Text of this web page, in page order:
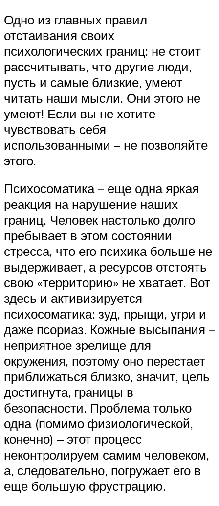
Одно из главных правил
отстаивания своих
психологических границ: не стоит
рассчитывать, что другие люди,
пусть и самые близкие, умеют
читать наши мысли. Они этого не
умеют! Если вы не хотите
чувствовать себя
использованными – не позволяйте
этого.
Психосоматика – еще одна яркая
реакция на нарушение наших
границ. Человек настолько долго
пребывает в этом состоянии
стресса, что его психика больше не
выдерживает, а ресурсов отстоять
свою «территорию» не хватает. Вот
здесь и активизируется
психосоматика: зуд, прыщи, угри и
даже псориаз. Кожные высыпания –
неприятное зрелище для
окружения, поэтому оно перестает
приближаться близко, значит, цель
достигнута, границы в
безопасности. Проблема только
одна (помимо физиологической,
конечно) – этот процесс
неконтролируем самим человеком,
а, следовательно, погружает его в
еще большую фрустрацию.